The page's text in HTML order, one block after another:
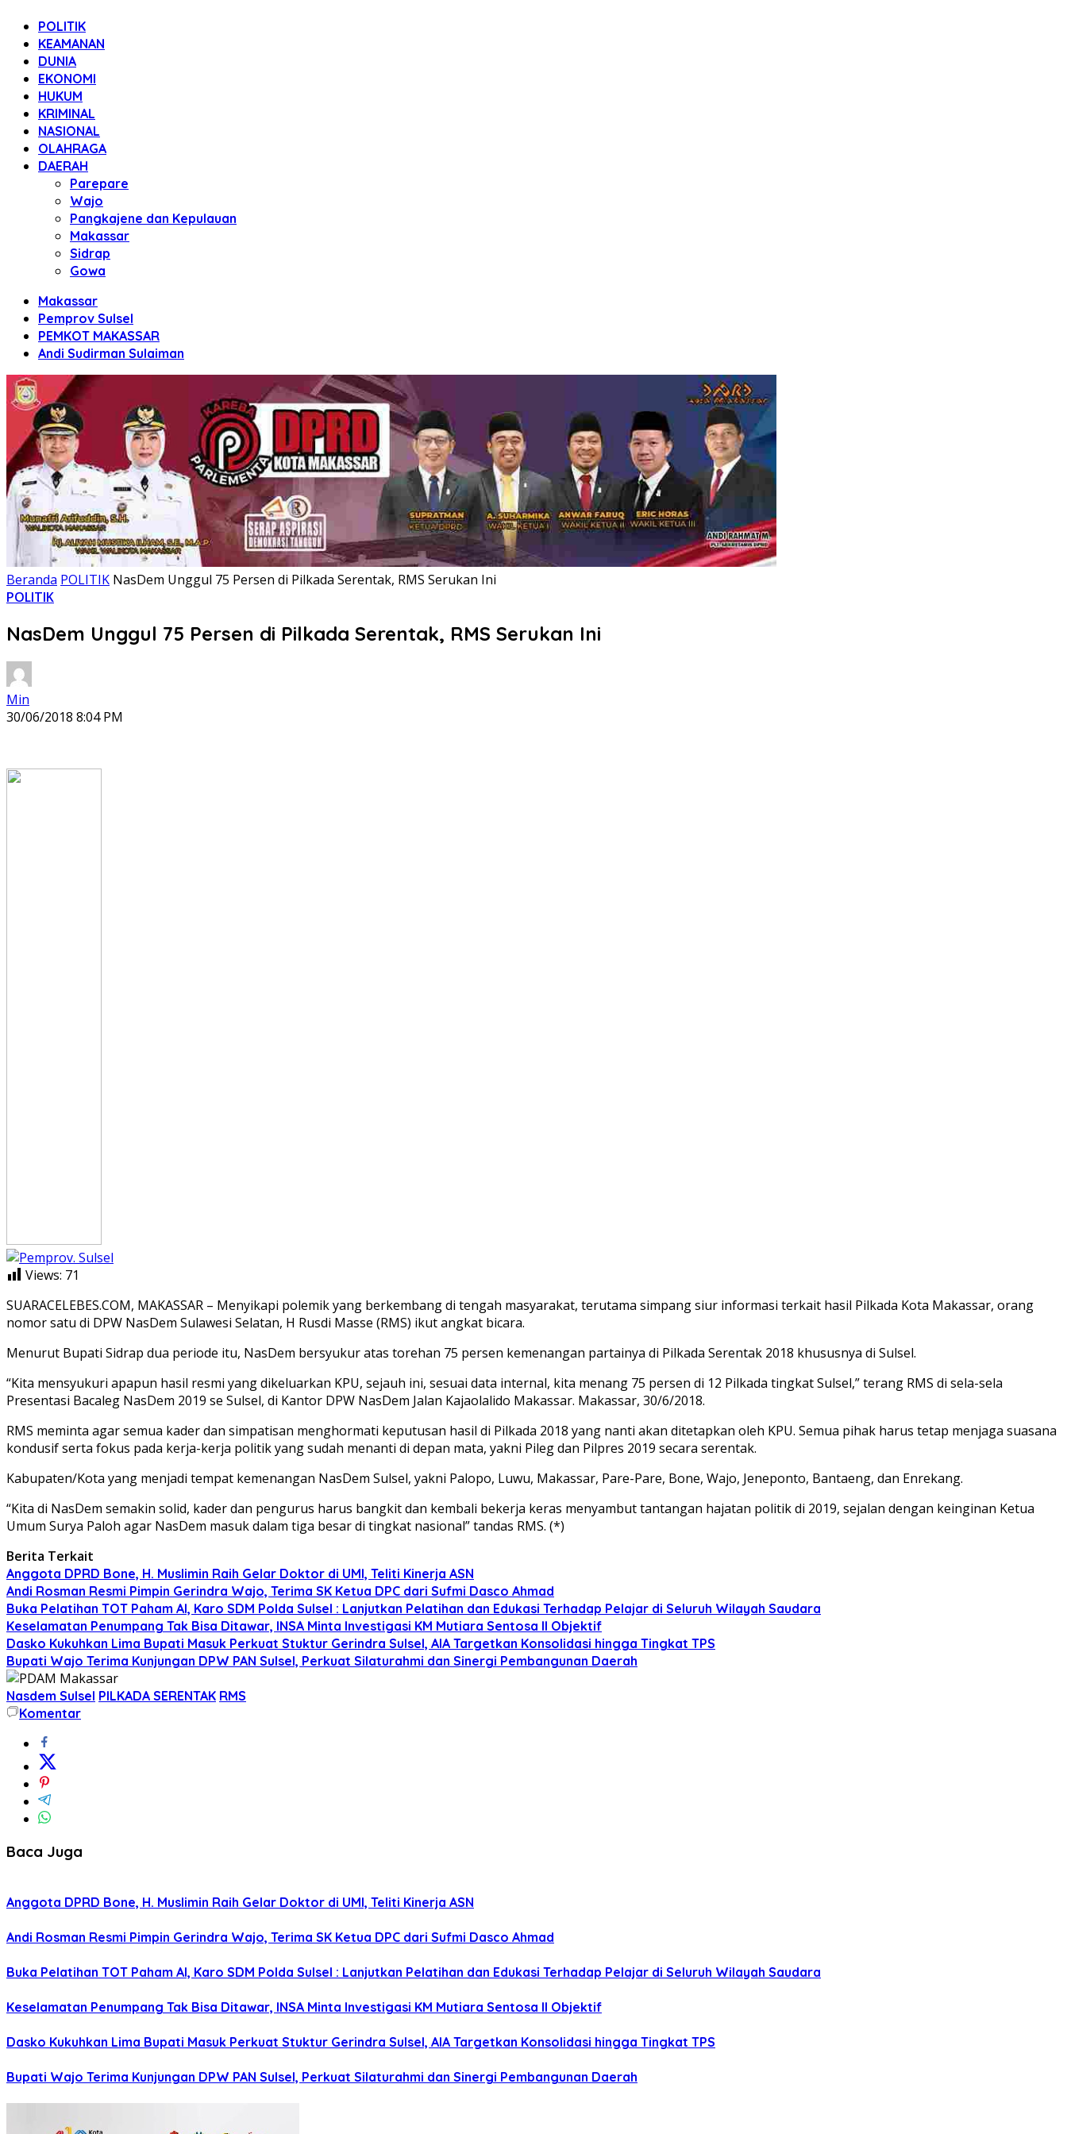
POLITIK
KEAMANAN
DUNIA
EKONOMI
HUKUM
KRIMINAL
NASIONAL
OLAHRAGA
DAERAH
Parepare
Wajo
Pangkajene dan Kepulauan
Makassar
Sidrap
Gowa
Makassar
Pemprov Sulsel
PEMKOT MAKASSAR
Andi Sudirman Sulaiman
Beranda POLITIK NasDem Unggul 75 Persen di Pilkada Serentak, RMS Serukan Ini
POLITIK
NasDem Unggul 75 Persen di Pilkada Serentak, RMS Serukan Ini
Min
30/06/2018 8:04 PM
Views: 71
SUARACELEBES.COM, MAKASSAR – Menyikapi polemik yang berkembang di tengah masyarakat, terutama simpang siur informasi terkait hasil Pilkada Kota Makassar, orang
nomor satu di DPW NasDem Sulawesi Selatan, H Rusdi Masse (RMS) ikut angkat bicara.
Menurut Bupati Sidrap dua periode itu, NasDem bersyukur atas torehan 75 persen kemenangan partainya di Pilkada Serentak 2018 khususnya di Sulsel.
“Kita mensyukuri apapun hasil resmi yang dikeluarkan KPU, sejauh ini, sesuai data internal, kita menang 75 persen di 12 Pilkada tingkat Sulsel,” terang RMS di sela-sela
Presentasi Bacaleg NasDem 2019 se Sulsel, di Kantor DPW NasDem Jalan Kajaolalido Makassar. Makassar, 30/6/2018.
RMS meminta agar semua kader dan simpatisan menghormati keputusan hasil di Pilkada 2018 yang nanti akan ditetapkan oleh KPU. Semua pihak harus tetap menjaga suasana
kondusif serta fokus pada kerja-kerja politik yang sudah menanti di depan mata, yakni Pileg dan Pilpres 2019 secara serentak.
Kabupaten/Kota yang menjadi tempat kemenangan NasDem Sulsel, yakni Palopo, Luwu, Makassar, Pare-Pare, Bone, Wajo, Jeneponto, Bantaeng, dan Enrekang.
“Kita di NasDem semakin solid, kader dan pengurus harus bangkit dan kembali bekerja keras menyambut tantangan hajatan politik di 2019, sejalan dengan keinginan Ketua
Umum Surya Paloh agar NasDem masuk dalam tiga besar di tingkat nasional” tandas RMS. (*)
Berita Terkait
Anggota DPRD Bone, H. Muslimin Raih Gelar Doktor di UMI, Teliti Kinerja ASN
Andi Rosman Resmi Pimpin Gerindra Wajo, Terima SK Ketua DPC dari Sufmi Dasco Ahmad
Buka Pelatihan TOT Paham AI, Karo SDM Polda Sulsel : Lanjutkan Pelatihan dan Edukasi Terhadap Pelajar di Seluruh Wilayah Saudara
Keselamatan Penumpang Tak Bisa Ditawar, INSA Minta Investigasi KM Mutiara Sentosa II Objektif
Dasko Kukuhkan Lima Bupati Masuk Perkuat Stuktur Gerindra Sulsel, AIA Targetkan Konsolidasi hingga Tingkat TPS
Bupati Wajo Terima Kunjungan DPW PAN Sulsel, Perkuat Silaturahmi dan Sinergi Pembangunan Daerah
Nasdem Sulsel PILKADA SERENTAK RMS
Komentar
Baca Juga
Anggota DPRD Bone, H. Muslimin Raih Gelar Doktor di UMI, Teliti Kinerja ASN
Andi Rosman Resmi Pimpin Gerindra Wajo, Terima SK Ketua DPC dari Sufmi Dasco Ahmad
Buka Pelatihan TOT Paham AI, Karo SDM Polda Sulsel : Lanjutkan Pelatihan dan Edukasi Terhadap Pelajar di Seluruh Wilayah Saudara
Keselamatan Penumpang Tak Bisa Ditawar, INSA Minta Investigasi KM Mutiara Sentosa II Objektif
Dasko Kukuhkan Lima Bupati Masuk Perkuat Stuktur Gerindra Sulsel, AIA Targetkan Konsolidasi hingga Tingkat TPS
Bupati Wajo Terima Kunjungan DPW PAN Sulsel, Perkuat Silaturahmi dan Sinergi Pembangunan Daerah